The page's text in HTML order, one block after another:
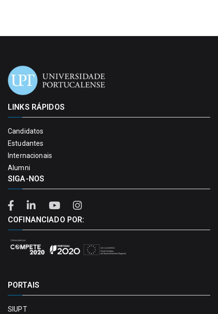
LINKS RÁPIDOS
Candidatos
Estudantes
Internacionais
Alumni
SIGA-NOS
COFINANCIADO POR:
PORTAIS
SIUPT